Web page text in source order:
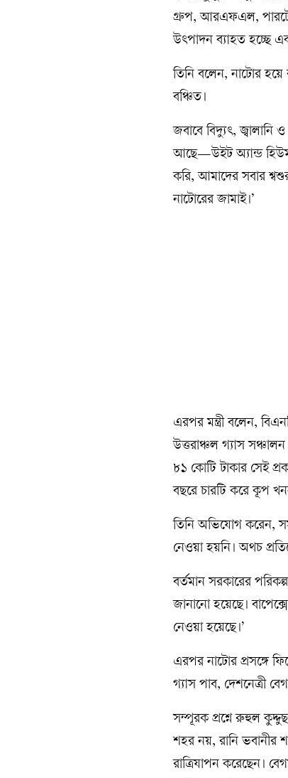
গ্রুপ, আরএফএল,
উৎপাদন ব্যাহত হচ্ছে এবং
তিনি বলেন, নাটোর হয়ে
বঞ্চিত।
জবাবে বিদ্যুৎ, জ্বালানি
আছে—উইট অ্যান্ড
করি, আমাদের সবার
নাটোরের জামাই।’
এরপর মন্ত্রী বলেন,
উত্তরাঞ্চল গ্যাস
৮১ কোটি টাকার সেই
বছরে চারটি করে কূপ
তিনি অভিযোগ করেন,
নেওয়া হয়নি। অথচ
বর্তমান সরকারের
জানানো হয়েছে।
নেওয়া হয়েছে।’
এরপর নাটোর প্রসঙ্গে
গ্যাস পাব, দেশনেত্রী
সম্পূরক প্রশ্নে রুহুল
শহর নয়, রানি ভবানীর
রাত্রিযাপন করেছেন।